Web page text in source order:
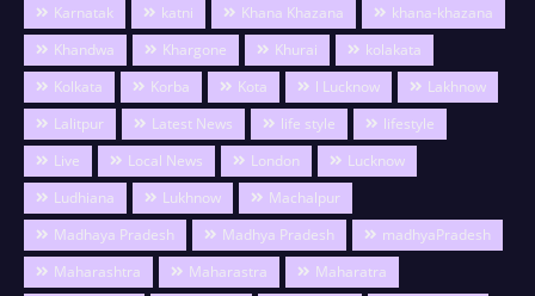
Karnatak
katni Khana Khazana
khana-khazana
Khandwa
Khargone Khurai
kolakata
Kolkata
Korba Kota l Lucknow
Lakhnow
Lalitpur
Latest News life style
lifestyle
Live
Local News London
Lucknow
Ludhiana
Lukhnow
Machalpur
Madhaya Pradesh
Madhya Pradesh
madhyaPradesh
Maharashtra
Maharastra
Maharatra